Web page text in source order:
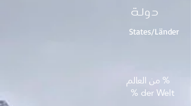
States/Länder
% der Welt
% من العالم
دولة